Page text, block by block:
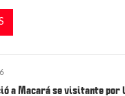
a Macará se visitante por